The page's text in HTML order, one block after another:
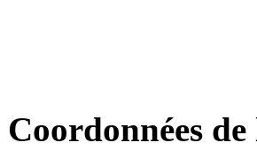
Coordonnées